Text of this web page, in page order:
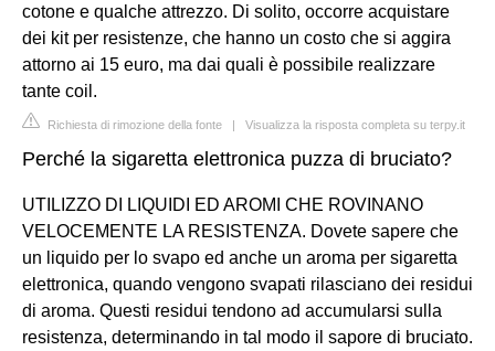
cotone e qualche attrezzo. Di solito, occorre acquistare
dei kit per resistenze, che hanno un costo che si aggira
attorno ai 15 euro, ma dai quali è possibile realizzare
tante coil.
Richiesta di rimozione della fonte | Visualizza la risposta completa su terpy.it
Perché la sigaretta elettronica puzza di bruciato?
UTILIZZO DI LIQUIDI ED AROMI CHE ROVINANO
VELOCEMENTE LA RESISTENZA. Dovete sapere che
un liquido per lo svapo ed anche un aroma per sigaretta
elettronica, quando vengono svapati rilasciano dei residui
di aroma. Questi residui tendono ad accumularsi sulla
resistenza, determinando in tal modo il sapore di bruciato.